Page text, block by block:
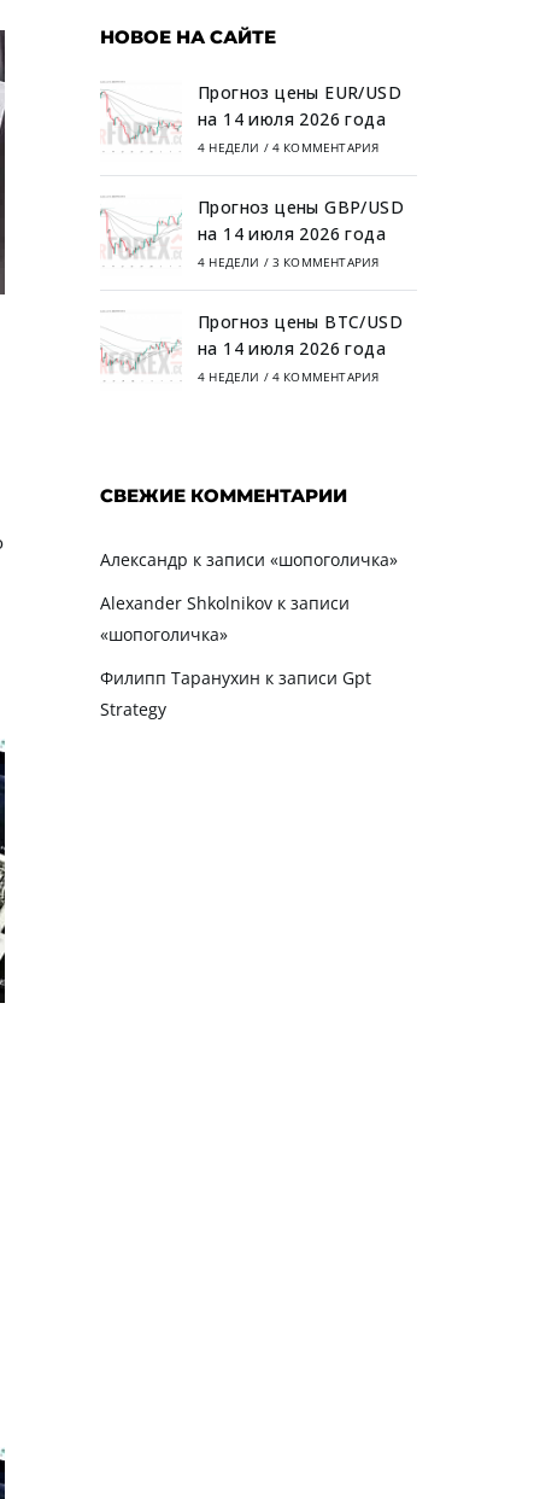
НОВОЕ НА САЙТЕ
Прогноз цены EUR/USD
на 14 июля 2026 года
4 НЕДЕЛИ / 4 КОММЕНТАРИЯ
Прогноз цены GBP/USD
на 14 июля 2026 года
4 НЕДЕЛИ / 3 КОММЕНТАРИЯ
Прогноз цены BTC/USD
на 14 июля 2026 года
4 НЕДЕЛИ / 4 КОММЕНТАРИЯ
СВЕЖИЕ КОММЕНТАРИИ
Александр к записи «шопоголичка»
Alexander Shkolnikovк записи
«шопоголичка»
Филипп Таранухин к записи Gpt
Strategy